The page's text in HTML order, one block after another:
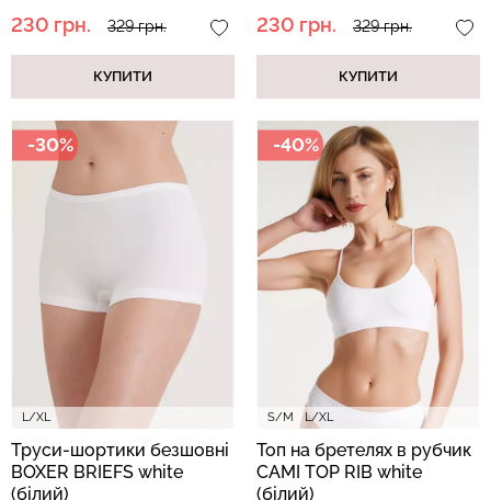
230 грн. 329 грн.
КУПИТИ
230 грн. 329 грн.
КУПИТИ
L/XL
-30%
Труси-шортики безшовні
BOXER BRIEFS white
(білий)
S/M L/XL
-40%
Топ на бретелях в рубчик
CAMI TOP RIB white
(білий)